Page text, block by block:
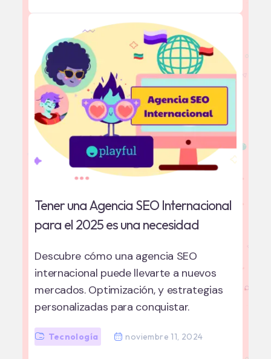
Tener una Agencia SEO Internacional
para el 2025 es una necesidad
Descubre cómo una agencia SEO
internacional puede llevarte a nuevos
mercados. Optimización, y estrategias
personalizadas para conquistar.
Tecnología noviembre 11, 2024